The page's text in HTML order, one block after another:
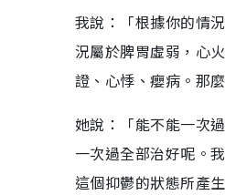
:
1
1
%
我說：「根據你的情
況屬於脾胃虛弱，心
證、心悸、癭病。那
她說：「能不能一次
一次過全部治好呢。
這個抑鬱的狀態所產